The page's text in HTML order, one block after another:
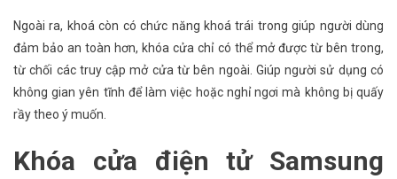
Ngoài ra, khoá còn có chức năng khoá trái trong giúp người dùng
đảm bảo an toàn hơn, khóa cửa chỉ có thể mở được từ bên trong,
từ chối các truy cập mở cửa từ bên ngoài. Giúp người sử dụng có
không gian yên tĩnh để làm việc hoặc nghỉ ngơi mà không bị quấy
rầy theo ý muốn.
Khóa cửa điện tử Samsung